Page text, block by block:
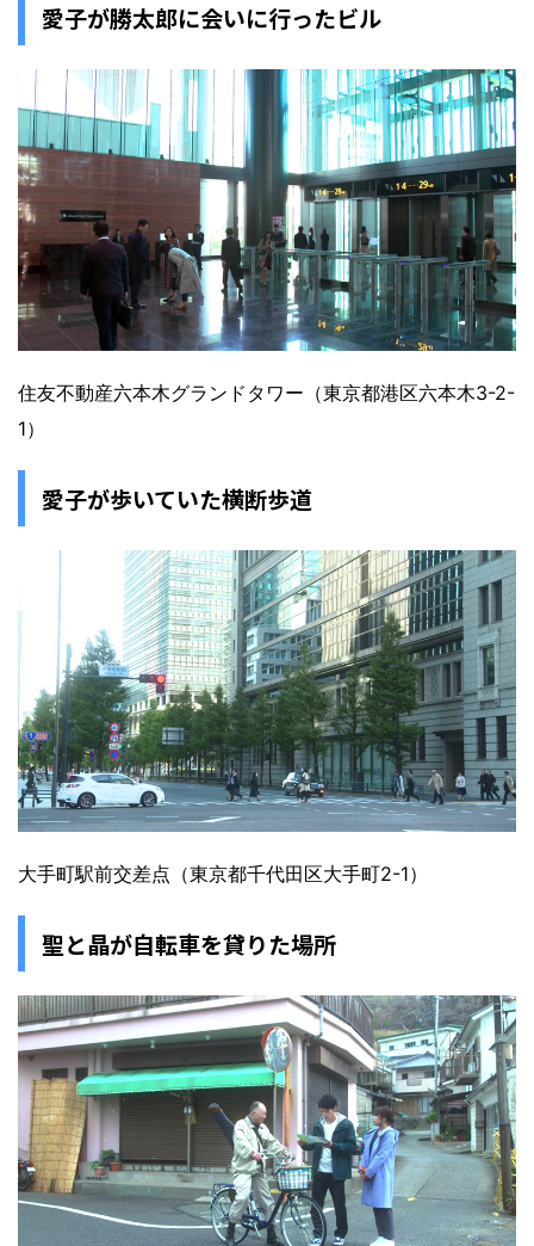
愛子が勝太郎に会いに行ったビル
住友不動産六本木グランドタワー（東京都港区六本木3-2-
1）
愛子が歩いていた横断歩道
大手町駅前交差点（東京都千代田区大手町2-1）
聖と晶が自転車を貸りた場所